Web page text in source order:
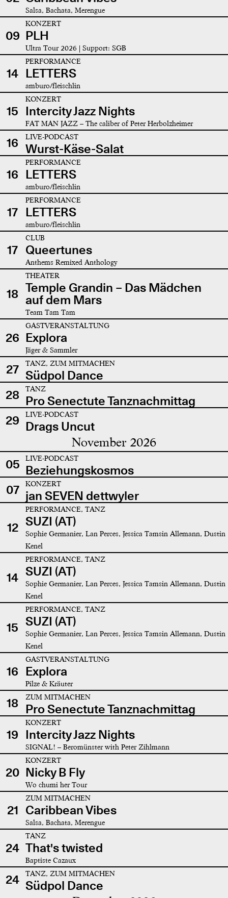
Salsa, Bachata, Merengue
09
KONZERT
PLH
Ultra Tour 2026 | Support: SGB
14
PERFORMANCE
LETTERS
amburo/fleischlin
15
KONZERT
Intercity Jazz Nights
FAT MAN JAZZ – The caliber of Peter Herbolzheimer
16 LIVE-PODCAST
Wurst-Käse-Salat
16
PERFORMANCE
LETTERS
amburo/fleischlin
17
PERFORMANCE
LETTERS
amburo/fleischlin
17
CLUB
Queertunes
Anthems Remixed Anthology
18
THEATER
Temple Grandin – Das Mädchen
auf dem Mars
Team Tam Tam
26
GASTVERANSTALTUNG
Explora
Jäger & Sammler
27 TANZ, ZUM MITMACHEN
Südpol Dance
28
TANZ
Pro Senectute Tanznachmittag
29
LIVE-PODCAST
Drags Uncut
November 2026
05 LIVE-PODCAST
Beziehungskosmos
07
KONZERT
jan SEVEN dettwyler
12
PERFORMANCE, TANZ
SUZI (AT)
Sophie Germanier, Lan Perces, Jessica Tamsin Allemann, Dustin
Kenel
14
PERFORMANCE, TANZ
SUZI (AT)
Sophie Germanier, Lan Perces, Jessica Tamsin Allemann, Dustin
Kenel
15
PERFORMANCE, TANZ
SUZI (AT)
Sophie Germanier, Lan Perces, Jessica Tamsin Allemann, Dustin
Kenel
16
GASTVERANSTALTUNG
Explora
Pilze & Kräuter
18 ZUM MITMACHEN
Pro Senectute Tanznachmittag
19
KONZERT
Intercity Jazz Nights
SIGNAL! – Beromünster with Peter Zihlmann
20
KONZERT
Nicky B Fly
Wo chumi her Tour
21
ZUM MITMACHEN
Caribbean Vibes
Salsa, Bachata, Merengue
24
TANZ
That's twisted
Baptiste Cazaux
24 TANZ, ZUM MITMACHEN
Südpol Dance